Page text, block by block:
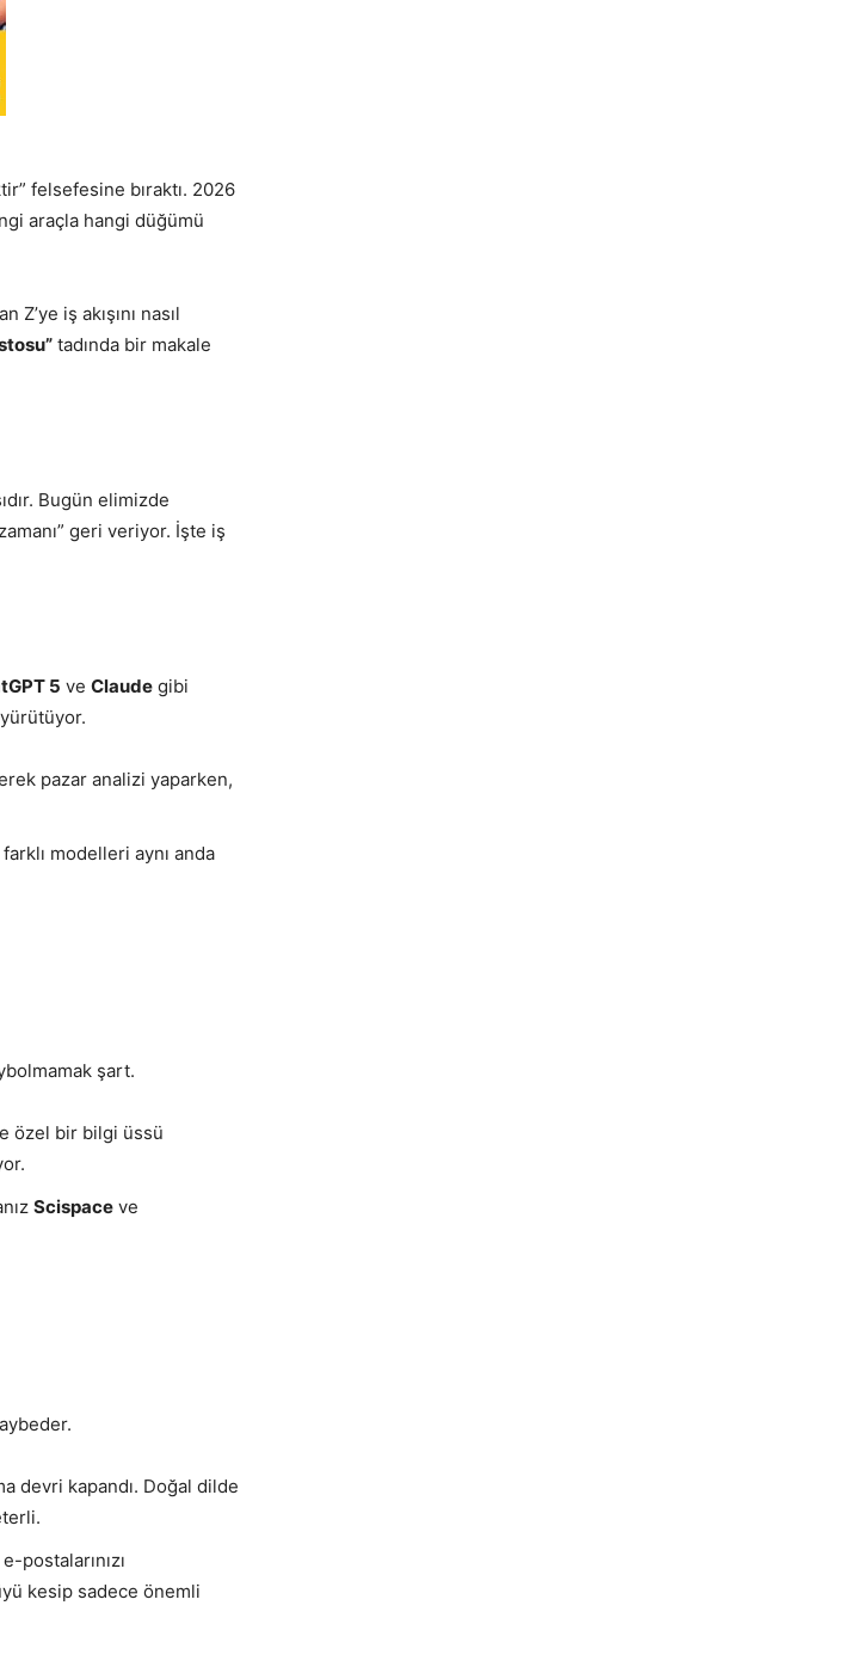
felsefesine bıraktı. 2026
araçla hangi düğümü
iş akışını nasıl
tadında bir makale
Bugün elimizde
geri veriyor. İşte iş
5 ve Claude gibi
pazar analizi yaparken,
modelleri aynı anda
şart.
özel bir bilgi üssü
Scispace ve
devri kapandı. Doğal dilde
postalarınızı
kesip sadece önemli